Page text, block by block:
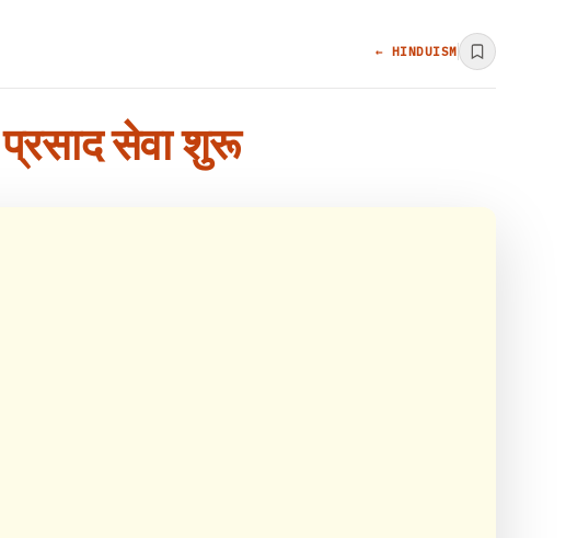
← HINDUISM
सेवा शुरू